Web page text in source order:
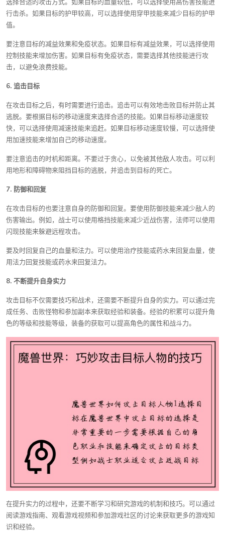
选择合适的攻击方式。如果目标的血量较低，可以选择使用高伤害技能进
行击杀。如果目标的护甲较高，可以选择使用穿甲技能来减少目标的护甲
值。
要注意目标的减益效果和免疫状态。如果目标有减益效果，可以选择使用
控制技能来增加伤害。如果目标有免疫状态，需要选择其他技能进行攻
击，以避免浪费技能。
6. 追击目标
在攻击目标之后，有时需要进行追击。追击可以有效地击败目标并防止其
逃脱。要根据目标的移动速度来选择合适的技能。如果目标移动速度较
快，可以选择使用减速技能来追赶。如果目标移动速度较慢，可以选择使
用加速技能来增加自己的移动速度。
要注意追击的时机和距离。不要过于贪心，以免被其他敌人攻击。可以利
用地形和障碍物来阻挡目标的逃脱，并追击到目标的死亡。
7. 防御和回复
在攻击目标的也要注意自身的防御和回复。要使用防御技能来减少敌人的
伤害输出。例如，战士可以使用格挡技能来减少近战伤害，法师可以使用
闪现技能来躲避远程攻击。
要及时回复自己的血量和法力。可以使用治疗技能或药水来回复血量，使
用法力回复技能或药水来回复法力。
8. 不断提升自身实力
攻击目标不仅需要技巧和战术，还需要不断提升自身的实力。可以通过完
成任务、击败怪物和参加副本来获取经验和装备。经验的积累可以提升角
色的等级和技能等级，装备的获取可以提高角色的属性和战斗力。
在提升实力的过程中，还要不断学习和研究游戏的机制和技巧。可以通过
阅读游戏指南、观看游戏视频和参加游戏社区的讨论来获取更多的游戏知
识和经验。